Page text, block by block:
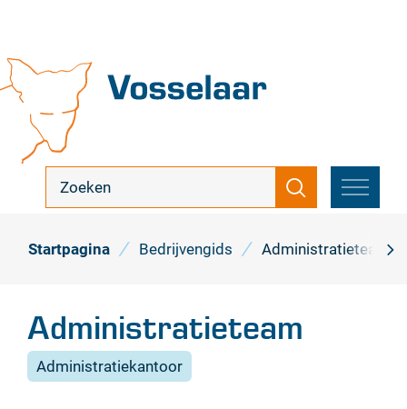
inhoud
Vosselaar
zoek
Zoeken
MENU
Startpagina Bedrijvengids Administratieteam
Administratieteam
Administratiekantoor